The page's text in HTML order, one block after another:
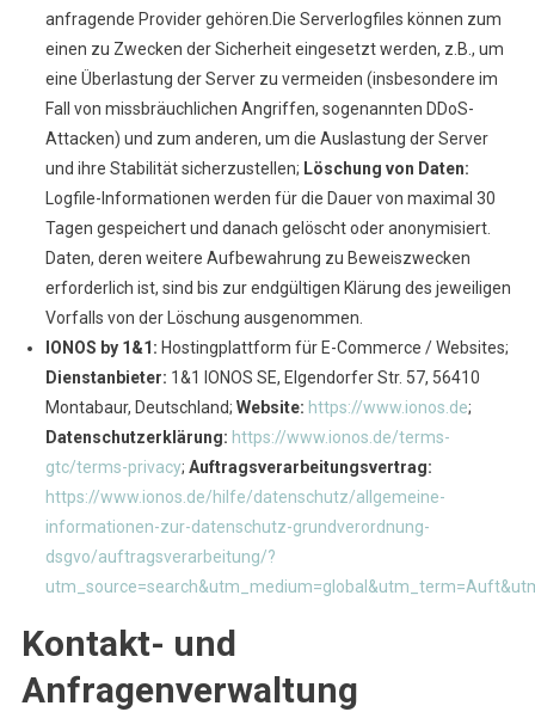
anfragende Provider gehören.Die Serverlogfiles können zum
einen zu Zwecken der Sicherheit eingesetzt werden, z.B., um
eine Überlastung der Server zu vermeiden (insbesondere im
Fall von missbräuchlichen Angriffen, sogenannten DDoS-
Attacken) und zum anderen, um die Auslastung der Server
und ihre Stabilität sicherzustellen; Löschung von Daten:
Logfile-Informationen werden für die Dauer von maximal 30
Tagen gespeichert und danach gelöscht oder anonymisiert.
Daten, deren weitere Aufbewahrung zu Beweiszwecken
erforderlich ist, sind bis zur endgültigen Klärung des jeweiligen
Vorfalls von der Löschung ausgenommen.
IONOS by 1&1: Hostingplattform für E-Commerce / Websites;
Dienstanbieter: 1&1 IONOS SE, Elgendorfer Str. 57, 56410
Montabaur, Deutschland; Website: https://www.ionos.de;
Datenschutzerklärung: https://www.ionos.de/terms-
gtc/terms-privacy; Auftragsverarbeitungsvertrag:
https://www.ionos.de/hilfe/datenschutz/allgemeine-
informationen-zur-datenschutz-grundverordnung-
dsgvo/auftragsverarbeitung/?
Kontakt- und
Anfragenverwaltung